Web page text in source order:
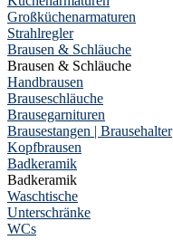
Großküchenarmaturen
Strahlregler
Brausen & Schläuche
Brausen & Schläuche
Handbrausen
Brauseschläuche
Brausegarnituren
Brausestangen | Brausehalter
Kopfbrausen
Badkeramik
Badkeramik
Waschtische
Unterschränke
WCs